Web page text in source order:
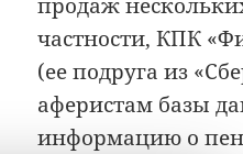
частности, КПК
(ее подруга из
аферистам базы
информацию о